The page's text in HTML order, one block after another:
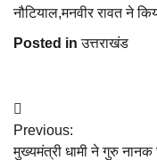
नौटियाल,मनवीर रावत ने
Posted inउत्तराखंड
Post
navigation
Previous:
मुख्यमंत्री धामी ने गुरु नानक